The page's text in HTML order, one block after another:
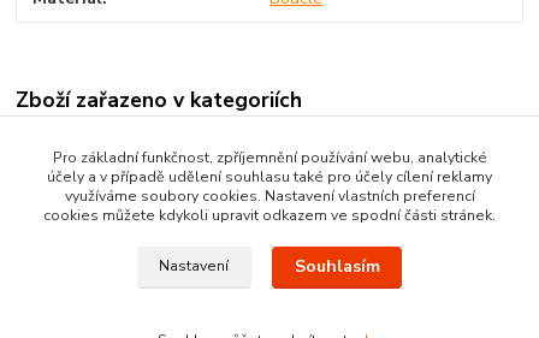
Zboží zařazeno v kategoriích
Boucle běhouny
Pro základní funkčnost, zpříjemnění používání webu, analytické
účely a v případě udělení souhlasu také pro účely cílení reklamy
využíváme soubory cookies. Nastavení vlastních preferencí
cookies můžete kdykoli upravit odkazem ve spodní části stránek.
Nastavení Souhlasím